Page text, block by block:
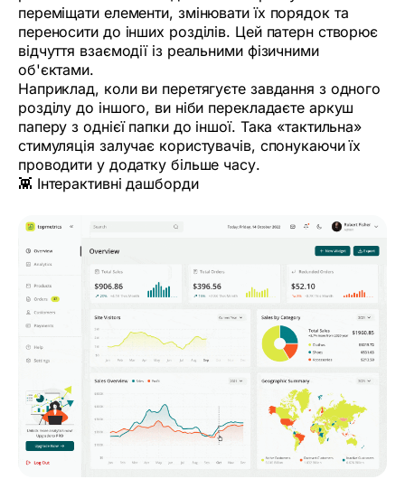
переміщати елементи, змінювати їх порядок та
переносити до інших розділів. Цей патерн створює
відчуття взаємодії із реальними фізичними
об'єктами.
Наприклад, коли ви перетягуєте завдання з одного
розділу до іншого, ви ніби перекладаєте аркуш
паперу з однієї папки до іншої. Така «тактильна»
стимуляція залучає користувачів, спонукаючи їх
проводити у додатку більше часу.
👾 Інтерактивні дашборди